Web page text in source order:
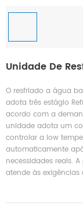
Unidade De
O resfriado a água
adota três estágio
acordo com a
unidade adota um
controlar a low
automaticamente
necessidades reais.
atende às